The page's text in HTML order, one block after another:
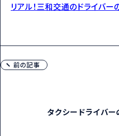
リアル！三和交通のドライバ
前の記事
タクシードライバ